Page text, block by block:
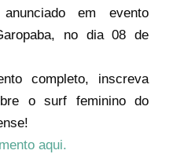
em evento
no dia 08 de
completo, inscreva
o surf feminino do
aqui.